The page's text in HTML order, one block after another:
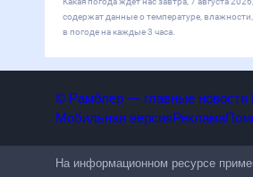
содержат данные о температуре,
в погоде на каждые 3 часа.
© Рамблер — главные новости
Мобильная версияРеклама
На информационном ресурсе